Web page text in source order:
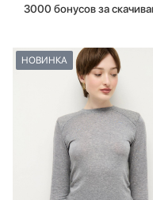
3000 бонусов за
НОВИНКА